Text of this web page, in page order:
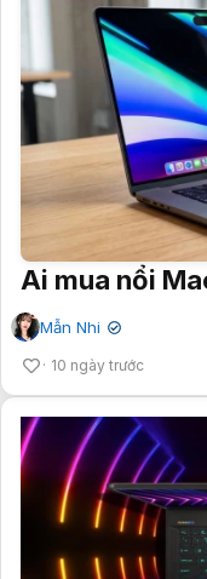
Ai mua nổi
Mẫn Nhi ✔
10 ngày trước